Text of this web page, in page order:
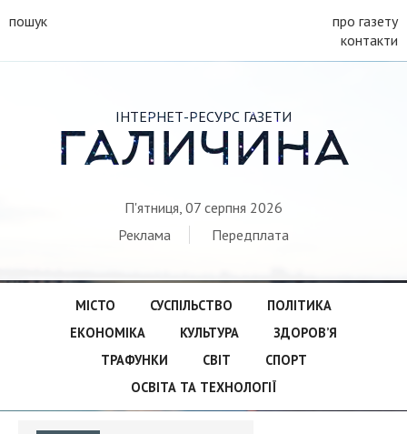
пошук
про газету
контакти
ІНТЕРНЕТ-РЕСУРС ГАЗЕТИ
ГАЛИЧИНА
П'ятниця, 07 серпня 2026
Реклама
Передплата
МІСТО СУСПІЛЬСТВО
ПОЛІТИКА
ЕКОНОМІКА
КУЛЬТУРА
ЗДОРОВ’Я
ТРАФУНКИ
СВІТ
СПОРТ
ОСВІТА ТА ТЕХНОЛОГІЇ